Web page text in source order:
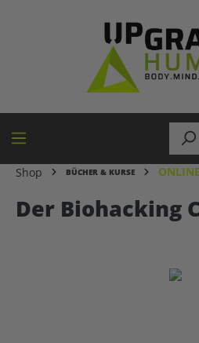
Shop BÜCHER & KURSE
Der Biohacking